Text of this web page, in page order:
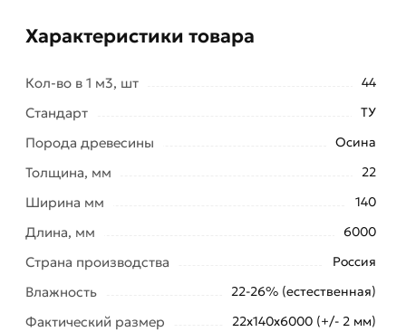
Характеристики товара
Кол-во в 1 м3, шт 44
Стандарт ТУ
Порода древесины Осина
Толщина, мм 22
Ширина мм 140
Длина, мм 6000
Страна производства Россия
Влажность 22-26% (естественная)
Фактический размер 22х140х6000 (+/- 2 мм)